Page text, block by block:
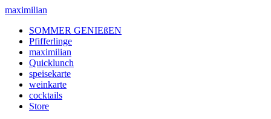
maximilian
SOMMER GENIEßEN
Pfifferlinge
maximilian
Quicklunch
speisekarte
weinkarte
cocktails
Store